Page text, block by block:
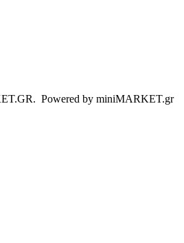
Powered by miniMARKET.gr